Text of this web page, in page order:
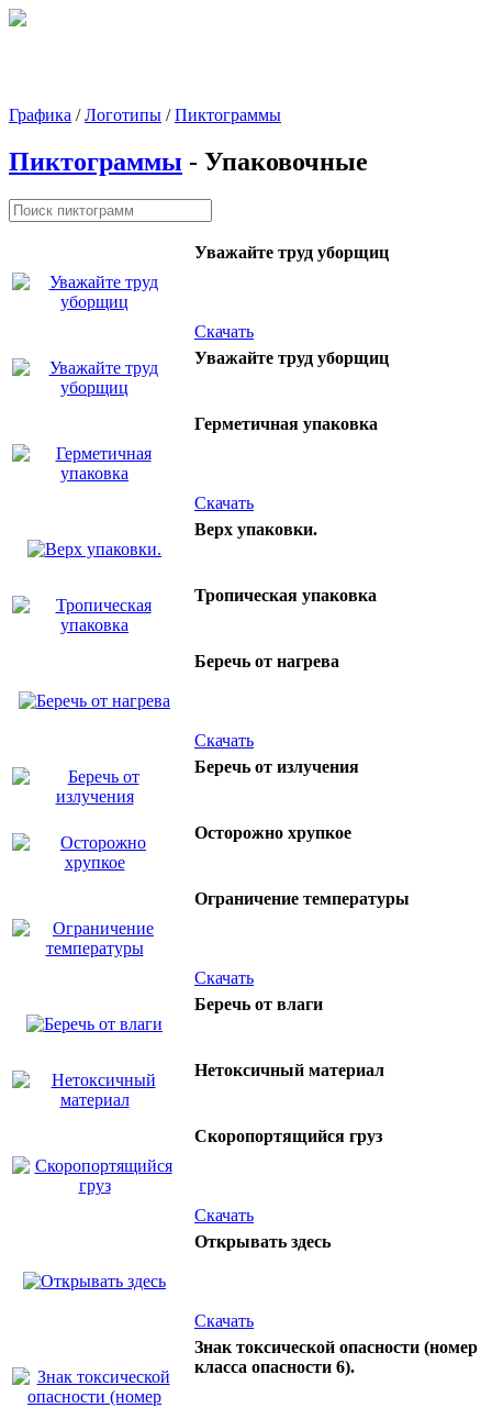
Графика /Логотипы /Пиктограммы
Пиктограммы - Упаковочные
Уважайте труд уборщиц
Скачать
Уважайте труд уборщиц
Герметичная упаковка
Скачать
Верх упаковки.
Тропическая упаковка
Беречь от нагрева
Скачать
Беречь от излучения
Осторожно хрупкое
Ограничение температуры
Скачать
Беречь от влаги
Нетоксичный материал
Скоропортящийся груз
Скачать
Открывать здесь
Скачать
Знак токсической опасности (номер
класса опасности 6).